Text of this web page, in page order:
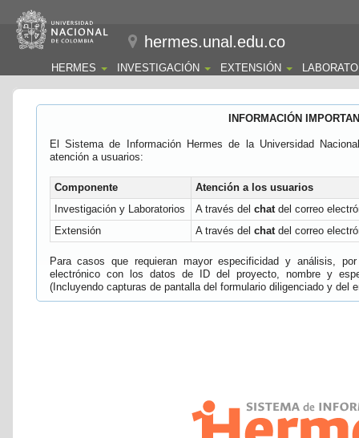
hermes.unal.edu.co
HERMES INVESTIGACIÓN EXTENSIÓN
INFORMACIÓN
El Sistema de Información Hermes de la Universidad
atención a usuarios:
Componente
Atención a los usuarios
Investigación y Laboratorios
A través del chatdel correo
Extensión
A través del chatdel correo
Para casos que requieran mayor especificidad y análisis,
electrónico con los datos de ID del proyecto, nombre y
(Incluyendo capturas de pantalla del formulario diligenciado y del